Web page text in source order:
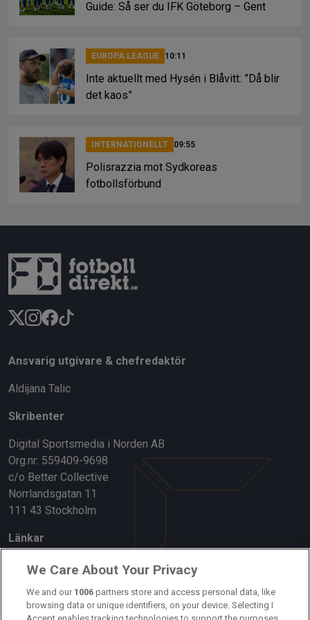
Guide: Så ser du IFK Göteborg – Gent
EUROPA LEAGUE 10:11
Inte aktuellt med Hysén i Blåvitt: ”Då blir
det kaos”
INTERNATIONELLT 09:55
Polisrazzia mot Sydkoreas
fotbollsförbund
Ansvarig utgivare & chefredaktör
Aldijana Talic
Skribenter
Digital Sportsmedia i Norden AB
Org.nr: 559409-9698
c/o Better Collective
Norrlandsgatan 11
111 43 Stockholm
Länkar
Om oss
Kontakta oss
We Care About Your Privacy
We and our 1006 partners store and access personal data, like
browsing data or unique identifiers, on your device. Selecting I